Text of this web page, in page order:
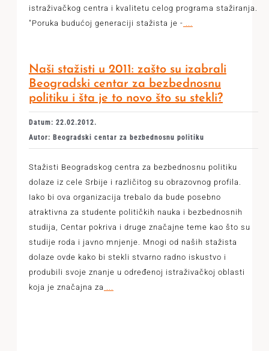
istraživačkog centra i kvalitetu celog programa stažiranja.
"Poruka budućoj generaciji stažista je - ...
Naši stažisti u 2011: zašto su izabrali
Beogradski centar za bezbednosnu
politiku i šta je to novo što su stekli?
Datum: 22.02.2012.
Autor: Beogradski centar za bezbednosnu politiku
Stažisti Beogradskog centra za bezbednosnu politiku
dolaze iz cele Srbije i različitog su obrazovnog profila.
Iako bi ova organizacija trebalo da bude posebno
atraktivna za studente političkih nauka i bezbednosnih
studija, Centar pokriva i druge značajne teme kao što su
studije roda i javno mnjenje. Mnogi od naših stažista
dolaze ovde kako bi stekli stvarno radno iskustvo i
produbili svoje znanje u određenoj istraživačkoj oblasti
koja je značajna za ...